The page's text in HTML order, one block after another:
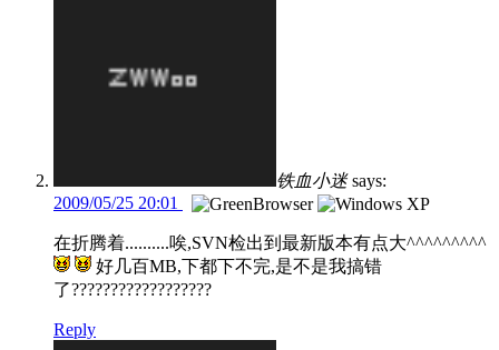
铁血小迷 says:
2009/05/25 20:01
在折腾着..........唉,SVN检出到最新版本有点大^^^^^^^^^
好几百MB,下都下不完,是不是我搞错
了??????????????????
Reply